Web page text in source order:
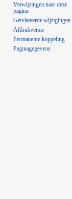
Verwijzingen naar deze
pagina
Gerelateerde wijzigingen
Afdrukversie
Permanente koppeling
Paginagegevens